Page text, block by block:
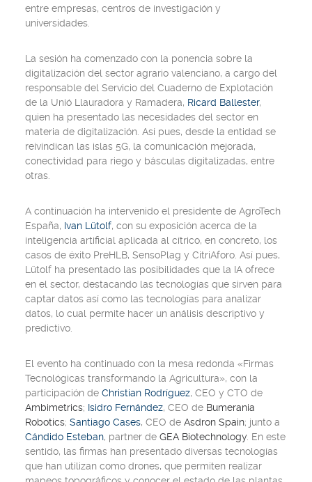
entre empresas, centros de investigación y
universidades.
La sesión ha comenzado con la ponencia sobre la
digitalización del sector agrario valenciano, a cargo del
responsable del Servicio del Cuaderno de Explotación
de la Unió Llauradora y Ramadera, Ricard Ballester,
quien ha presentado las necesidades del sector en
materia de digitalización. Así pues, desde la entidad se
reivindican las islas 5G, la comunicación mejorada,
conectividad para riego y básculas digitalizadas, entre
otras.
A continuación ha intervenido el presidente de AgroTech
España, Ivan Lütolf, con su exposición acerca de la
inteligencia artificial aplicada al cítrico, en concreto, los
casos de éxito PreHLB, SensoPlag y CitriAforo. Así pues,
Lütolf ha presentado las posibilidades que la IA ofrece
en el sector, destacando las tecnologías que sirven para
captar datos así como las tecnologías para analizar
datos, lo cual permite hacer un análisis descriptivo y
predictivo.
El evento ha continuado con la mesa redonda «Firmas
Tecnológicas transformando la Agricultura», con la
participación de Christian Rodríguez, CEO y CTO de
Ambimetrics; Isidro Fernández, CEO de Bumerania
Robotics; Santiago Cases, CEO de Asdron Spain; junto a
Cándido Esteban, partner de GEA Biotechnology. En este
sentido, las firmas han presentado diversas tecnologías
que han utilizan como drones, que permiten realizar